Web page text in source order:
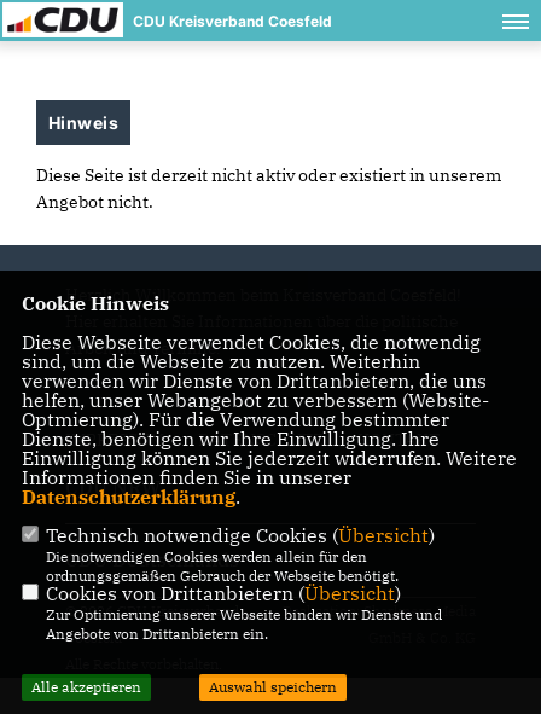
CDU Kreisverband Coesfeld
Hinweis
Diese Seite ist derzeit nicht aktiv oder existiert in unserem
Angebot nicht.
Herzlich Willkommen beim Kreisverband Coesfeld!
Arbeit und Termine.
IMPRESSUM DATENSCHUTZ KONTAKT
CDU NRW
CDU Deutschlands
© 2026 CDU Kreisverband
Coesfeld
Realisation: Sharkness Media
Cookie Hinweis
Diese Webseite verwendet Cookies, die notwendig
sind, um die Webseite zu nutzen. Weiterhin
verwenden wir Dienste von Drittanbietern, die uns
helfen, unser Webangebot zu verbessern (Website-
Optmierung). Für die Verwendung bestimmter
Dienste, benötigen wir Ihre Einwilligung. Ihre
Einwilligung können Sie jederzeit widerrufen. Weitere
Informationen finden Sie in unserer
Datenschutzerklärung.
Technisch notwendige Cookies (Übersicht)
Die notwendigen Cookies werden allein für den
ordnungsgemäßen Gebrauch der Webseite benötigt.
Cookies von Drittanbietern (Übersicht)
Zur Optimierung unserer Webseite binden wir Dienste und
Angebote von Drittanbietern ein.
Alle akzeptieren Auswahl speichern